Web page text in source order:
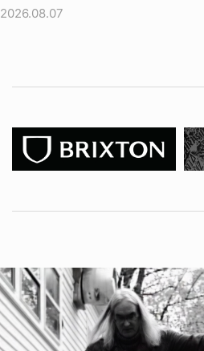
2026.08.07